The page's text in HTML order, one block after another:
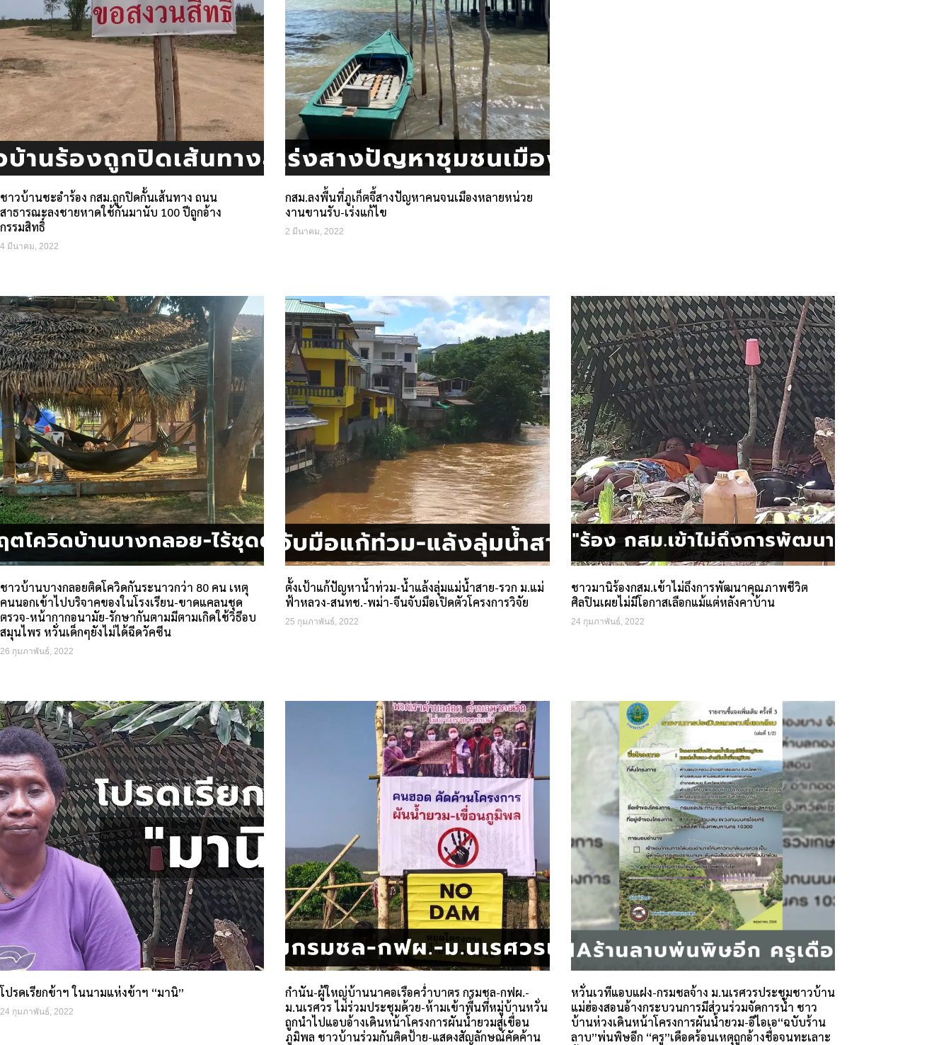
ชาวบ้านชะอำร้อง กสม.ถูกปิดกั้นเส้นทาง ถนน
สาธารณะลงชายหาดใช้กันมานับ 100 ปีถูกอ้าง
กรรมสิทธิ์
4 มีนาคม, 2022
กสม.ลงพื้นที่ภูเก็ตจี้สางปัญหาคนจนเมืองหลายหน่วย
งานขานรับ-เร่งแก้ไข
2 มีนาคม, 2022
ชาวบ้านบางกลอยติดโควิดกันระนาวกว่า 80 คน เหตุ
คนนอกเข้าไปบริจาคของในโรงเรียน-ขาดแคลนชุด
ตรวจ-หน้ากากอนามัย-รักษากันตามมีตามเกิดใช้วิธีอบ
สมุนไพร หวั่นเด็กๆยังไม่ได้ฉีดวัคซีน
26 กุมภาพันธ์, 2022
ตั้งเป้าแก้ปัญหาน้ำท่วม-น้ำแล้งลุ่มแม่น้ำสาย-รวก ม.แม่
ฟ้าหลวง-สนทช.-พม่า-จีนจับมือเปิดตัวโครงการวิจัย
25 กุมภาพันธ์, 2022
ชาวมานิร้องกสม.เข้าไม่ถึงการพัฒนาคุณภาพชีวิต
ศิลปินเผยไม่มีโอกาสเลือกแม้แต่หลังคาบ้าน
24 กุมภาพันธ์, 2022
โปรดเรียกข้าฯ ในนามแห่งข้าฯ “มานิ”
24 กุมภาพันธ์, 2022
กำนัน-ผู้ใหญ่บ้านนาคอเรือคว่ำบาตร กรมชล-กฟผ.-
ม.นเรศวร ไม่ร่วมประชุมด้วย-ห้ามเข้าพื้นที่หมู่บ้านหวั่น
ถูกนำไปแอบอ้างเดินหน้าโครงการผันน้ำยวมสู่เขื่อน
ภูมิพล ชาวบ้านร่วมกันติดป้าย-แสดงสัญลักษณ์คัดค้าน
หวั่นเวทีแอบแฝง-กรมชลจ้าง ม.นเรศวรประชุมชาวบ้าน
แม่ฮ่องสอนอ้างกระบวนการมีส่วนร่วมจัดการน้ำ ชาว
บ้านห่วงเดินหน้าโครงการผันน้ำยวม-อีไอเอ“ฉบับร้าน
ลาบ”พ่นพิษอีก “ครู”เดือดร้อนเหตุถูกอ้างชื่อจนทะเลาะ